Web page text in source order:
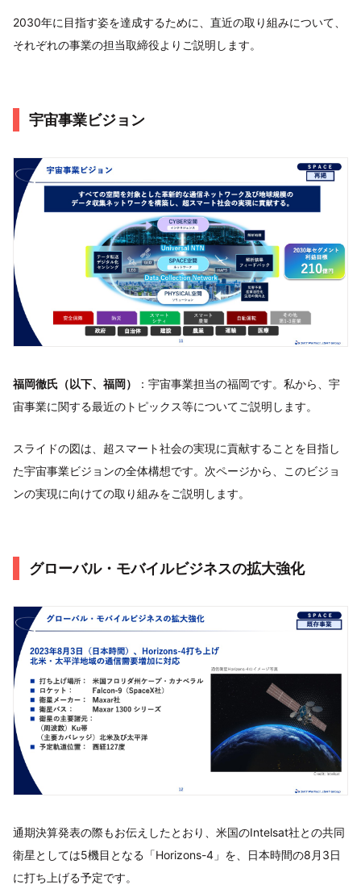
2030年に目指す姿を達成するために、直近の取り組みについて、
それぞれの事業の担当取締役よりご説明します。
宇宙事業ビジョン
福岡徹氏（以下、福岡）
：宇宙事業担当の福岡です。私から、宇
宙事業に関する最近のトピックス等についてご説明します。
スライドの図は、超スマート社会の実現に貢献することを目指し
た宇宙事業ビジョンの全体構想です。次ページから、このビジョ
ンの実現に向けての取り組みをご説明します。
グローバル・モバイルビジネスの拡大強化
通期決算発表の際もお伝えしたとおり、米国のIntelsat社との共同
衛星としては5機目となる「Horizons-4」を、日本時間の8月3日
に打ち上げる予定です。